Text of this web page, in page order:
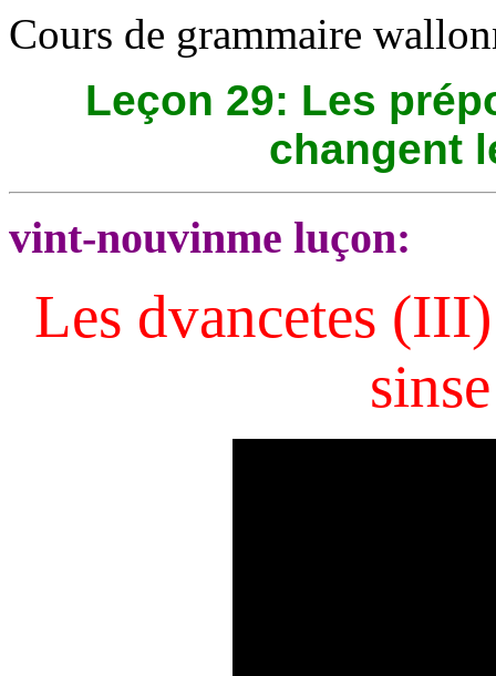
Cours de grammaire
Leçon 29: Les
changent
vint-nouvinme luçon:
Les dvancetes